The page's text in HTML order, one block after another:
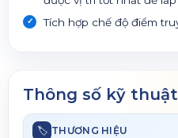
Tích hợp chế độ điểm
Thông số kỹ thuật
🏷 THƯƠNG HIỆU